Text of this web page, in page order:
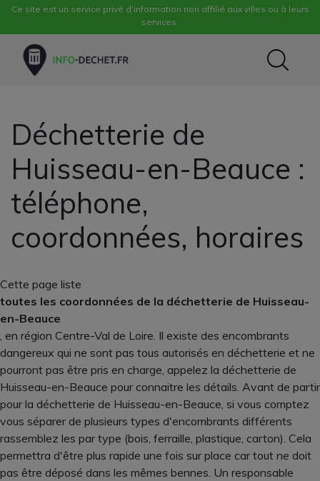
Ce site est un service privé d'information non affilié aux villes ou à leurs
services.
Déchetterie de
Huisseau-en-Beauce :
téléphone,
coordonnées, horaires
Cette page liste
toutes les coordonnées de la déchetterie de Huisseau-
en-Beauce
, en région Centre-Val de Loire. Il existe des encombrants
dangereux qui ne sont pas tous autorisés en déchetterie et ne
pourront pas être pris en charge, appelez la déchetterie de
Huisseau-en-Beauce pour connaitre les détails. Avant de partir
pour la déchetterie de Huisseau-en-Beauce, si vous comptez
vous séparer de plusieurs types d'encombrants différents
rassemblez les par type (bois, ferraille, plastique, carton). Cela
permettra d'être plus rapide une fois sur place car tout ne doit
pas être déposé dans les mêmes bennes. Un responsable